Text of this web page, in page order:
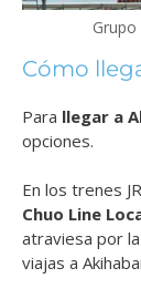
Cómo
Para llegar a
opciones.
En los trenes
Chuo Line
atraviesa por
viajas a